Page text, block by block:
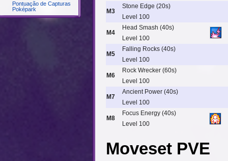
M3
Stone Edge (20s)
Level 100
M4
Head Smash (40s)
Level 100
M5
Falling Rocks (40s)
Level 100
M6
Rock Wrecker (60s)
Level 100
M7
Ancient Power (40s)
Level 100
M8
Focus Energy (40s)
Level 100
Moveset PVE
Pontuação de Capturas
Poképark